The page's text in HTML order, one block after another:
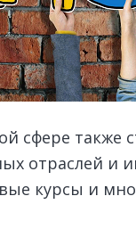
сфере также
отраслей и
курсы и